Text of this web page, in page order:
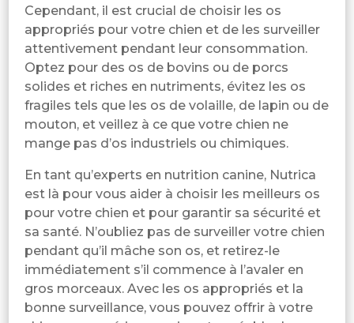
Cependant, il est crucial de choisir les os
appropriés pour votre chien et de les surveiller
attentivement pendant leur consommation.
Optez pour des os de bovins ou de porcs
solides et riches en nutriments, évitez les os
fragiles tels que les os de volaille, de lapin ou de
mouton, et veillez à ce que votre chien ne
mange pas d’os industriels ou chimiques.
En tant qu’experts en nutrition canine, Nutrica
est là pour vous aider à choisir les meilleurs os
pour votre chien et pour garantir sa sécurité et
sa santé. N’oubliez pas de surveiller votre chien
pendant qu’il mâche son os, et retirez-le
immédiatement s’il commence à l’avaler en
gros morceaux. Avec les os appropriés et la
bonne surveillance, vous pouvez offrir à votre